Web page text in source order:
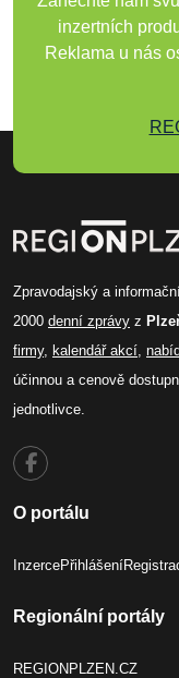
inzertních
Reklama u nás
Zpravodajský a
2000 denní zprávy z
firmy, kalendář akcí,
účinnou a cenově
jednotlivce.
O portálu
InzercePřihlášení
Regionální portály
REGIONPLZEN.CZ